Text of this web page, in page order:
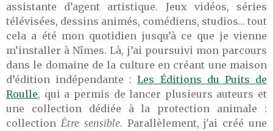
assistante d’agent artistique. Jeux vidéos, séries
télévisées, dessins animés, comédiens, studios… tout
cela a été mon quotidien jusqu’à ce que je vienne
m’installer à Nîmes. Là, j’ai poursuivi mon parcours
dans le domaine de la culture en créant une maison
d’édition indépendante :Les Éditions du Puits de
Roulle, qui a permis de lancer plusieurs auteurs et
une collection dédiée à la protection animale :
collection Être sensible. Parallèlement, j'ai créé une